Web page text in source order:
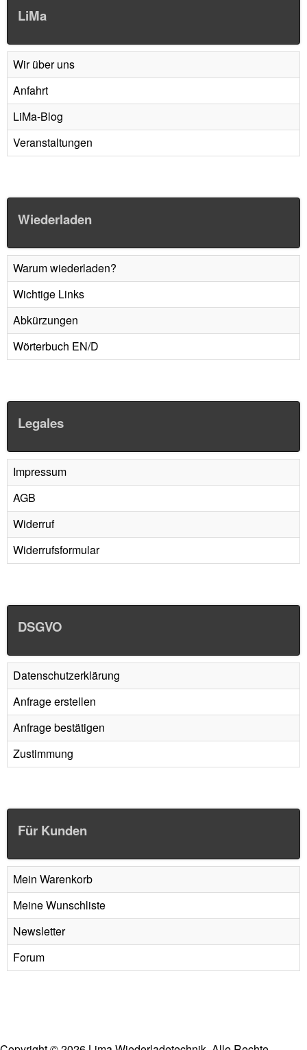
LiMa
Wir über uns
Anfahrt
LiMa-Blog
Veranstaltungen
Wiederladen
Warum wiederladen?
Wichtige Links
Abkürzungen
Wörterbuch EN/D
Legales
Impressum
AGB
Widerruf
Widerrufsformular
DSGVO
Datenschutzerklärung
Anfrage erstellen
Anfrage bestätigen
Zustimmung
Für Kunden
Mein Warenkorb
Meine Wunschliste
Newsletter
Forum